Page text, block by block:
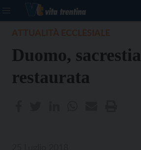
Duomo, sacrestia
restaurata